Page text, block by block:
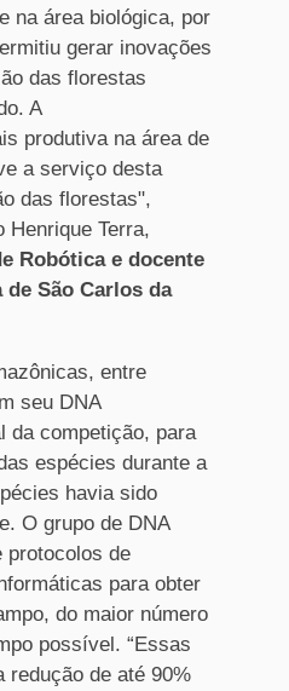
na área biológica, por
gerar inovações
das florestas
A
produtiva na área de
a serviço desta
das florestas",
Henrique Terra,
Robótica e docente
de São Carlos da
entre
seu DNA
da competição, para
espécies durante a
havia sido
O grupo de DNA
protocolos de
para obter
do maior número
possível. “Essas
redução de até 90%